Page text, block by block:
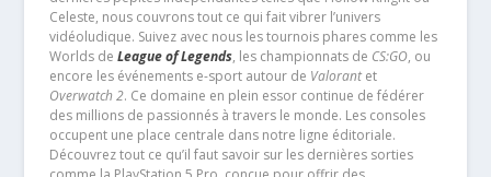
Celeste, nous couvrons tout ce qui fait vibrer l’univers
vidéoludique. Suivez avec nous les tournois phares comme les
Worlds de League of Legends, les championnats de CS:GO, ou
encore les événements e-sport autour de Valorantet
Overwatch 2. Ce domaine en plein essor continue de fédérer
des millions de passionnés à travers le monde. Les consoles
occupent une place centrale dans notre ligne éditoriale.
Découvrez tout ce qu’il faut savoir sur les dernières sorties